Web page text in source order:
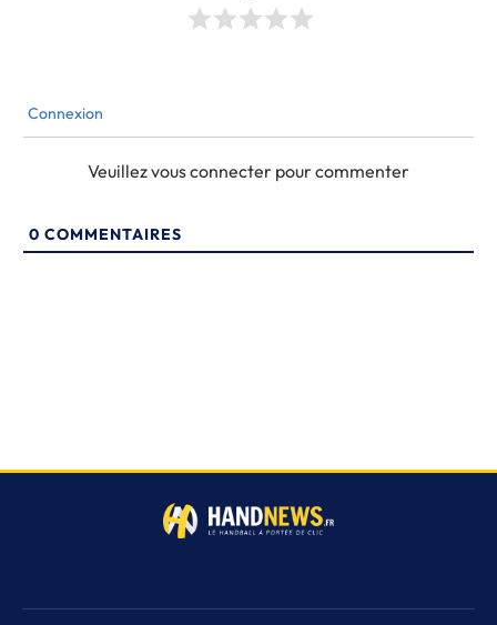
Connexion
Veuillez vous connecter pour commenter
0 COMMENTAIRES